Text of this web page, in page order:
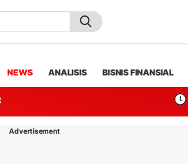
NEWS ANALISIS BISNIS FINANSIAL
Advertisement